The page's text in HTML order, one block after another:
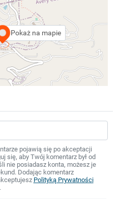
Pokaż na mapie
pojawią się po akceptacji
się, aby Twój komentarz był od
nie posiadasz konta, możesz je
Dodając komentarz
Polityką Prywatności